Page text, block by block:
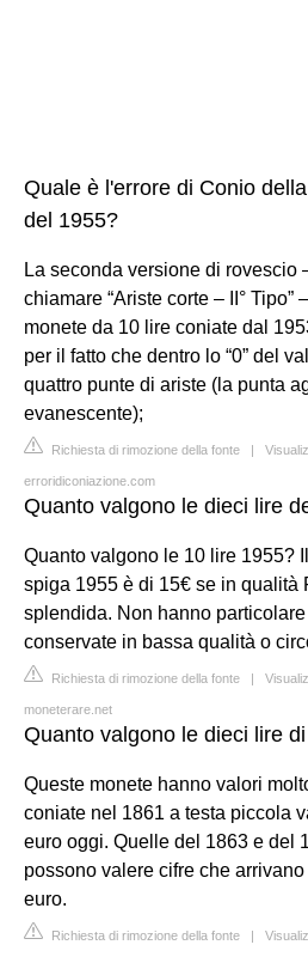
Quale è l'errore di Conio
del 1955?
La seconda versione di rovescio
chiamare “Ariste corte – II° Tipo”
monete da 10 lire coniate dal
per il fatto che dentro lo “0” del
quattro punte di ariste (la punta
evanescente);
Richiesta di rimozione della fonte |
erroridiconiazione.com
Quanto valgono le dieci lire
Quanto valgono le 10 lire 1955?
spiga 1955 è di 15€ se in qualità
splendida. Non hanno
conservate in bassa qualità o
Richiesta di rimozione della fonte |
moneterare.net
Quanto valgono le dieci lire
Queste monete hanno valori
coniate nel 1861 a testa piccola
euro oggi. Quelle del 1863 e del
possono valere cifre che
euro.
Richiesta di rimozione della fonte |